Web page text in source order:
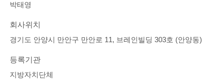
박태영
회사위치
경기도 안양시 만안구 만안로 11, 브레인빌딩 303호 (안양동)
등록기관
지방자치단체